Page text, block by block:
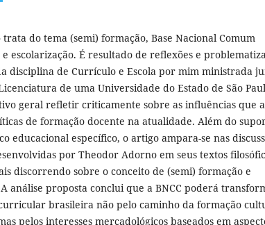
trata do tema (semi) formação, Base Nacional Comum
escolarização. É resultado de reflexões e
disciplina de Currículo e Escola por mim ministrada
de uma Universidade do Estado de São
geral refletir criticamente sobre as influências que a
de formação docente na atualidade. Além do
educacional específico, o artigo ampara-se nas
por Theodor Adorno em seus textos
discorrendo sobre o conceito de (semi) formação e
análise proposta conclui que a BNCC poderá
brasileira não pelo caminho da formação
pelos interesses mercadológicos baseados em